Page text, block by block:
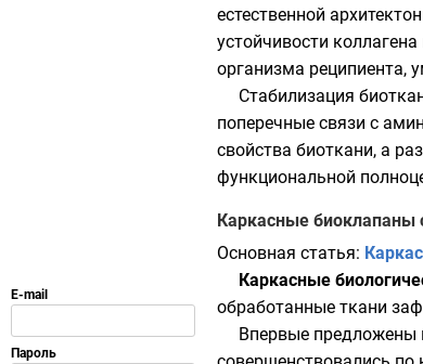
естественной
устойчивости коллагена
организма реципиента,
Стабилизация
поперечные связи с
свойства биоткани, а
функциональной
Каркасные биоклапаны
Основная статья:
Каркасные
обработанные ткани
Впервые предложены